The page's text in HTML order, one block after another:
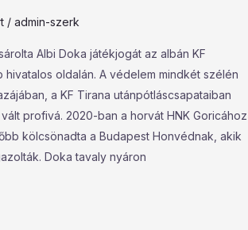
/ admin-szerk
Albi Doka játékjogát az albán KF
hivatalos oldalán. A védelem mindkét szélén
a KF Tirana utánpótláscsapataiban
profivá. 2020-ban a horvát HNK Goricához
kölcsönadta a Budapest Honvédnak, akik
Doka tavaly nyáron